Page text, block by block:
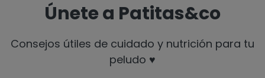
Únete a Patitas&co
Consejos útiles de cuidado y nutrición para tu
peludo ♥️